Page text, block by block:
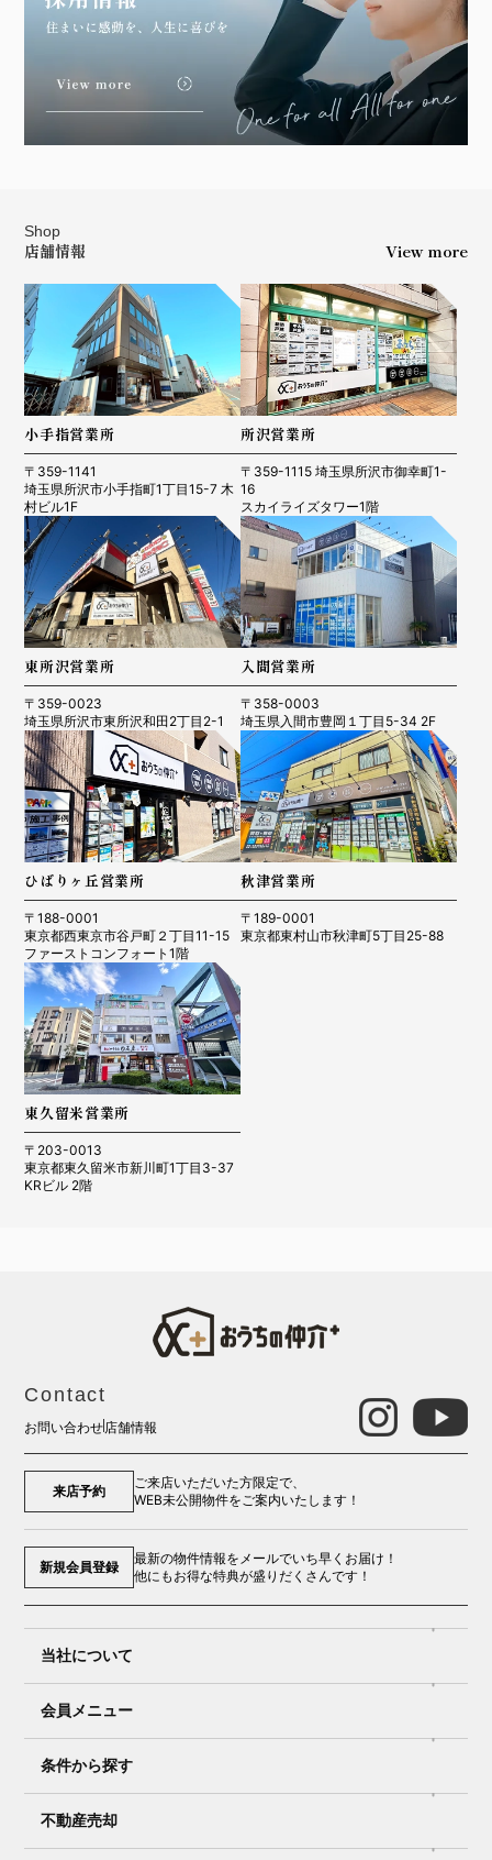
Shop
店舗情報 View more
小手指営業所
〒359-1141
埼玉県所沢市小手指町1丁目15-7 木
村ビル1F
所沢営業所
〒359-1115 埼玉県所沢市御幸町1-
16
スカイライズタワー1階
東所沢営業所
〒359-0023
埼玉県所沢市東所沢和田2丁目2-1
入間営業所
〒358-0003
埼玉県入間市豊岡１丁目5-34 2F
ひばりヶ丘営業所
〒188-0001
東京都西東京市谷戸町２丁目11-15
ファーストコンフォート1階
秋津営業所
〒189-0001
東京都東村山市秋津町5丁目25-88
東久留米営業所
〒203-0013
東京都東久留米市新川町1丁目3-37
KRビル 2階
Contact
お問い合わせ 店舗情報
来店予約
ご来店いただいた方限定で、
WEB未公開物件をご案内いたします！
新規会員登録
最新の物件情報をメールでいち早くお届け！
他にもお得な特典が盛りだくさんです！
当社について
会員メニュー
条件から探す
不動産売却